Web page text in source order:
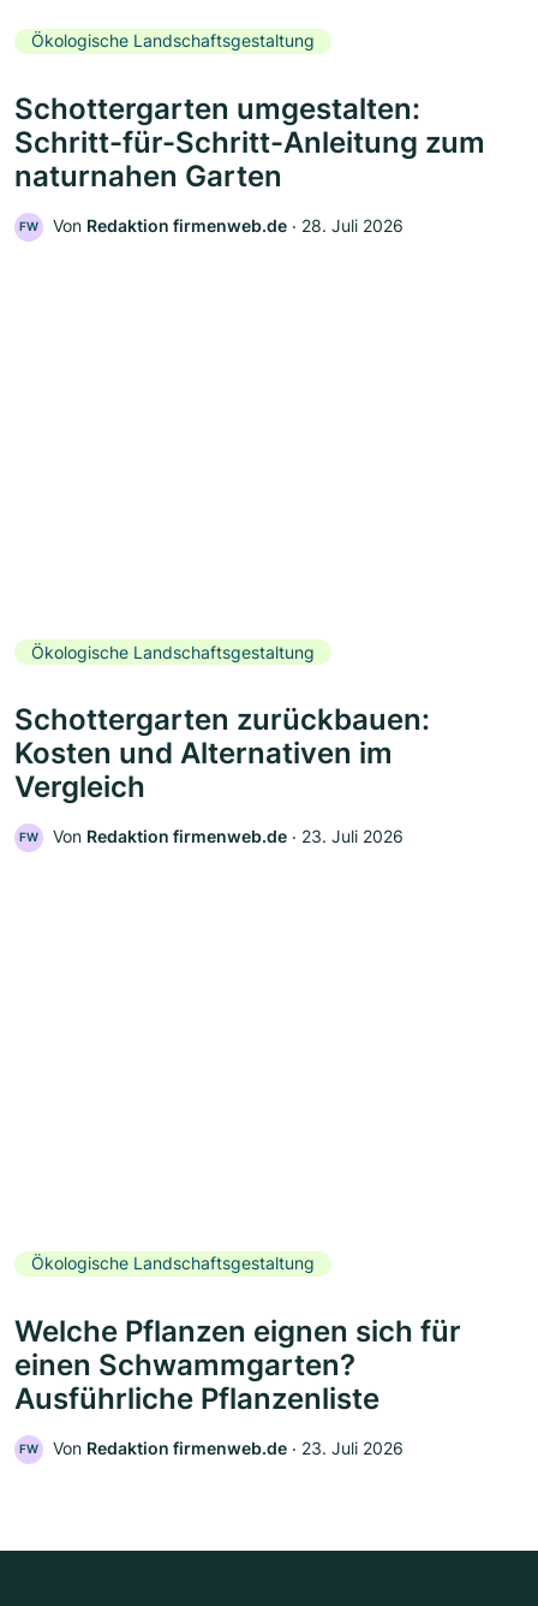
Ökologische Landschaftsgestaltung
Schottergarten umgestalten:
Schritt-für-Schritt-Anleitung zum
naturnahen Garten
FW Von Redaktion firmenweb.de ‧ 28. Juli 2026
Ökologische Landschaftsgestaltung
Schottergarten zurückbauen:
Kosten und Alternativen im
Vergleich
FW Von Redaktion firmenweb.de ‧ 23. Juli 2026
Ökologische Landschaftsgestaltung
Welche Pflanzen eignen sich für
einen Schwammgarten?
Ausführliche Pflanzenliste
FW Von Redaktion firmenweb.de ‧ 23. Juli 2026